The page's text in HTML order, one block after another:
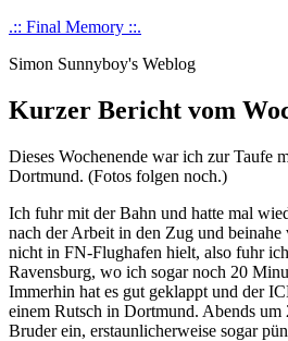
Skip
content
.:: Final Memory ::.
Simon Sunnyboy's Weblog
Kurzer Bericht vom
Dieses Wochenende war ich zur Taufe
Dortmund. (Fotos folgen noch.)
Ich fuhr mit der Bahn und hatte mal
nach der Arbeit in den Zug und
nicht in FN-Flughafen hielt, also fuhr
Ravensburg, wo ich sogar noch 20
Immerhin hat es gut geklappt und der
einem Rutsch in Dortmund. Abends um
Bruder ein, erstaunlicherweise sogar